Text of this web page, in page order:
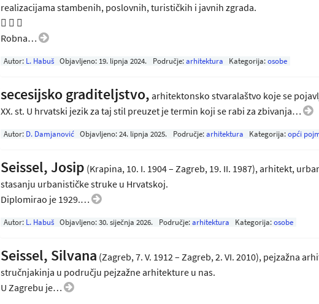
realizacijama stambenih, poslovnih, turističkih i javnih zgrada.
  
Robna…
Autor: L. Habuš Objavljeno: 19. lipnja 2024. Područje: arhitektura Kategorija:osobe
secesijsko graditeljstvo, arhitektonsko stvaralaštvo koje se
XX. st. U hrvatski jezik za taj stil preuzet je termin koji se rabi za zbivanja…
Autor: D. Damjanović Objavljeno:24. lipnja 2025. Područje: arhitektura Kategorija:opći
Seissel, Josip (Krapina, 10. I. 1904 – Zagreb, 19. II. 1987), arhitekt,
stasanju urbanističke struke u Hrvatskoj.
Diplomirao je 1929.…
Autor: L. Habuš Objavljeno:30. siječnja 2026. Područje: arhitektura Kategorija:osobe
Seissel, Silvana (Zagreb, 7. V. 1912 – Zagreb, 2. VI. 2010), pejzažna
stručnjakinja u području pejzažne arhitekture u nas.
U Zagrebu je…